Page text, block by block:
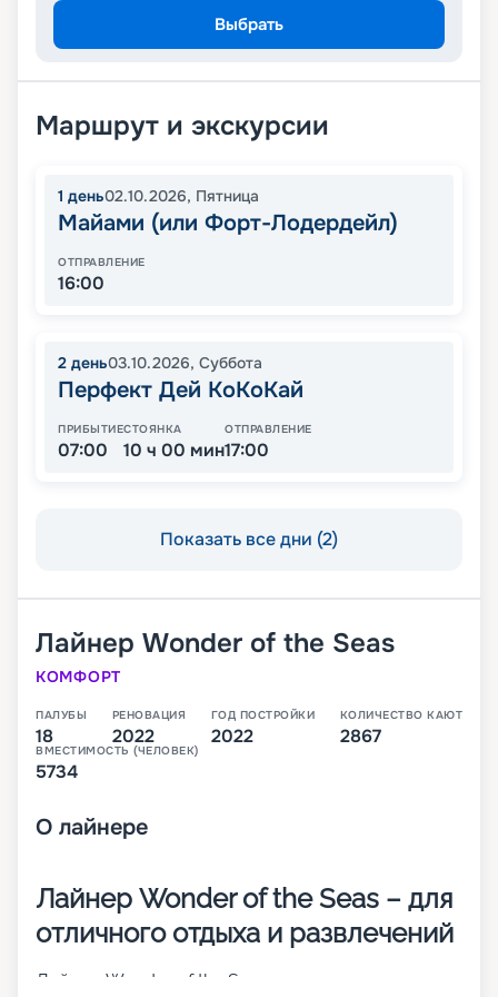
Выбрать
Маршрут и экскурсии
1 день02.10.2026, Пятница
Майами (или Форт-Лодердейл)
ОТПРАВЛЕНИЕ
16:00
2 день03.10.2026, Суббота
Перфект Дей КоКоКай
ПРИБЫТИЕ
07:00
СТОЯНКА
10 ч 00 мин
ОТПРАВЛЕНИЕ
17:00
Показать все дни (2)
Лайнер Wonder of the Seas
КОМФОРТ
ПАЛУБЫ
18
РЕНОВАЦИЯ
2022
ГОД ПОСТРОЙКИ
2022
КОЛИЧЕСТВО КАЮТ
2867
ВМЕСТИМОСТЬ (ЧЕЛОВЕК)
5734
О лайнере
Лайнер Wonder of the Seas – для
отличного отдыха и развлечений
Лайнер Wonder of the Seas совершает круизные